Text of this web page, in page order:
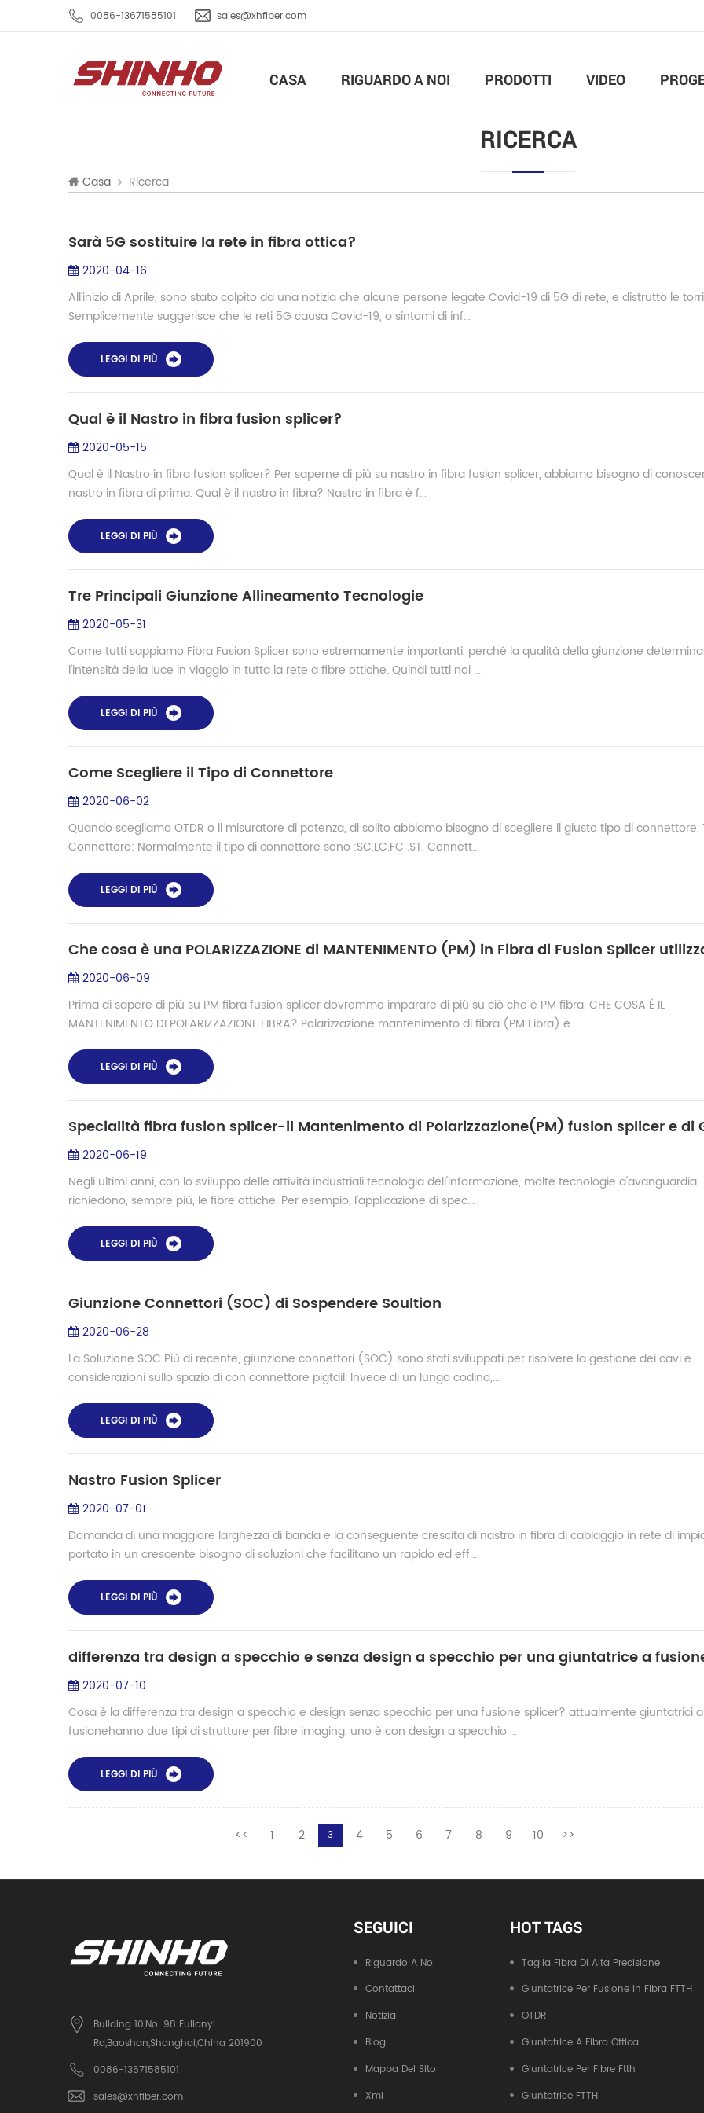
0086-13671585101 sales@xhfiber.com
CASA RIGUARDO A NOI PRODOTTI VIDEO
RICERCA
Casa Ricerca
Sarà 5G sostituire la rete in fibra ottica?
2020-04-16
All'inizio di Aprile, sono stato colpito da una notizia che alcune persone legate Covid-19 di 5G di rete, e distrutto le
Semplicemente suggerisce che le reti 5G causa Covid-19, o sintomi di inf...
LEGGI DI PIÙ
Qual è il Nastro in fibra fusion splicer?
2020-05-15
Qual è il Nastro in fibra fusion splicer? Per saperne di più su nastro in fibra fusion splicer, abbiamo bisogno di
nastro in fibra di prima. Qual è il nastro in fibra? Nastro in fibra è f...
LEGGI DI PIÙ
Tre Principali Giunzione Allineamento Tecnologie
2020-05-31
Come tutti sappiamo Fibra Fusion Splicer sono estremamente importanti, perché la qualità della giunzione determina
l'intensità della luce in viaggio in tutta la rete a fibre ottiche. Quindi tutti noi ...
LEGGI DI PIÙ
Come Scegliere il Tipo di Connettore
2020-06-02
Quando scegliamo OTDR o il misuratore di potenza, di solito abbiamo bisogno di scegliere il giusto tipo di connettore.
Connettore: Normalmente il tipo di connettore sono :SC.LC.FC .ST. Connett...
LEGGI DI PIÙ
2020-06-09
Prima di sapere di più su PM fibra fusion splicer dovremmo imparare di più su ciò che è PM fibra. CHE COSA È IL
MANTENIMENTO DI POLARIZZAZIONE FIBRA? Polarizzazione mantenimento di fibra (PM Fibra) è ...
LEGGI DI PIÙ
2020-06-19
Negli ultimi anni, con lo sviluppo delle attività industriali tecnologia dell'informazione, molte tecnologie d'avanguardia
richiedono, sempre più, le fibre ottiche. Per esempio, l'applicazione di spec...
LEGGI DI PIÙ
Giunzione Connettori (SOC) di Sospendere Soultion
2020-06-28
La Soluzione SOC Più di recente, giunzione connettori (SOC) sono stati sviluppati per risolvere la gestione dei cavi e
considerazioni sullo spazio di con connettore pigtail. Invece di un lungo codino,...
LEGGI DI PIÙ
Nastro Fusion Splicer
2020-07-01
Domanda di una maggiore larghezza di banda e la conseguente crescita di nastro in fibra di cablaggio in rete di
portato in un crescente bisogno di soluzioni che facilitano un rapido ed eff...
LEGGI DI PIÙ
differenza tra design a specchio e senza design a specchio per una giuntatrice a
2020-07-10
Cosa è la differenza tra design a specchio e design senza specchio per una fusione splicer? attualmente giuntatrici a
fusionehanno due tipi di strutture per fibre imaging. uno è con design a specchio ...
LEGGI DI PIÙ
<< 1 2 3 4 5 6 7 8 9 10 >>
Building 10,No. 98 Fulianyi
Rd,Baoshan,Shanghai,China 201900
0086-13671585101
sales@xhfiber.com
SEGUICI
Riguardo A Noi
Contattaci
Notizia
Blog
Mappa Del Sito
Xml
HOT TAGS
Taglia Fibra Di Alta Precisione
Giuntatrice Per Fusione In Fibra FTTH
OTDR
Giuntatrice A Fibra Ottica
Giuntatrice Per Fibre Ftth
Giuntatrice FTTH